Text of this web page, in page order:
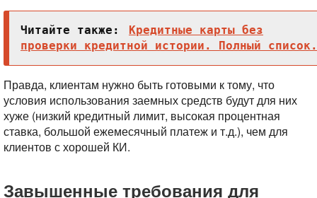
Читайте также:
Кредитные карты без
проверки кредитной истории. Полный список.
Правда, клиентам нужно быть готовыми к тому, что
условия использования заемных средств будут для них
хуже (низкий кредитный лимит, высокая процентная
ставка, большой ежемесячный платеж и т.д.), чем для
клиентов с хорошей КИ.
Завышенные требования для